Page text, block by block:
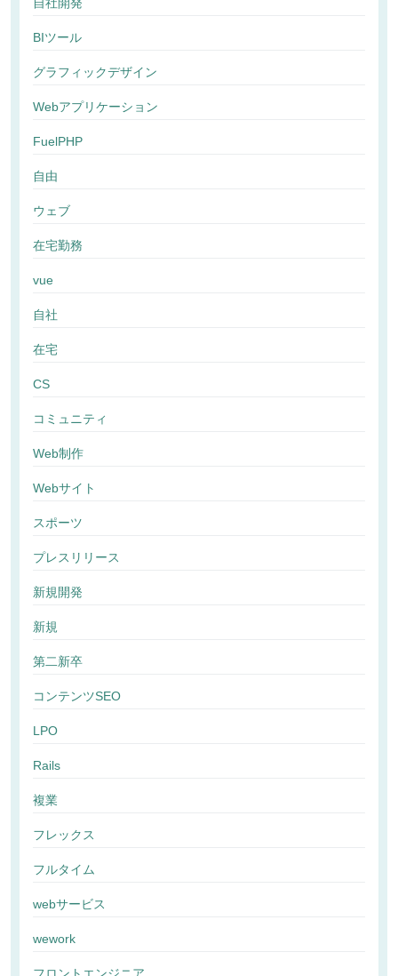
BIツール
グラフィックデザイン
Webアプリケーション
FuelPHP
自由
ウェブ
在宅勤務
vue
自社
在宅
CS
コミュニティ
Web制作
Webサイト
スポーツ
プレスリリース
新規開発
新規
第二新卒
コンテンツSEO
LPO
Rails
複業
フレックス
フルタイム
webサービス
wework